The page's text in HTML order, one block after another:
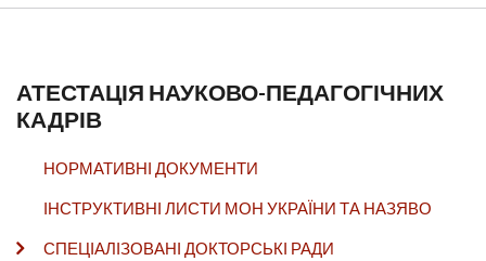
АТЕСТАЦІЯ НАУКОВО-ПЕДАГОГІЧНИХ
КАДРІВ
НОРМАТИВНІ ДОКУМЕНТИ
ІНСТРУКТИВНІ ЛИСТИ МОН УКРАЇНИ ТА НАЗЯВО
СПЕЦІАЛІЗОВАНІ ДОКТОРСЬКІ РАДИ